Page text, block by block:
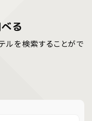
る
ルを検索することがで